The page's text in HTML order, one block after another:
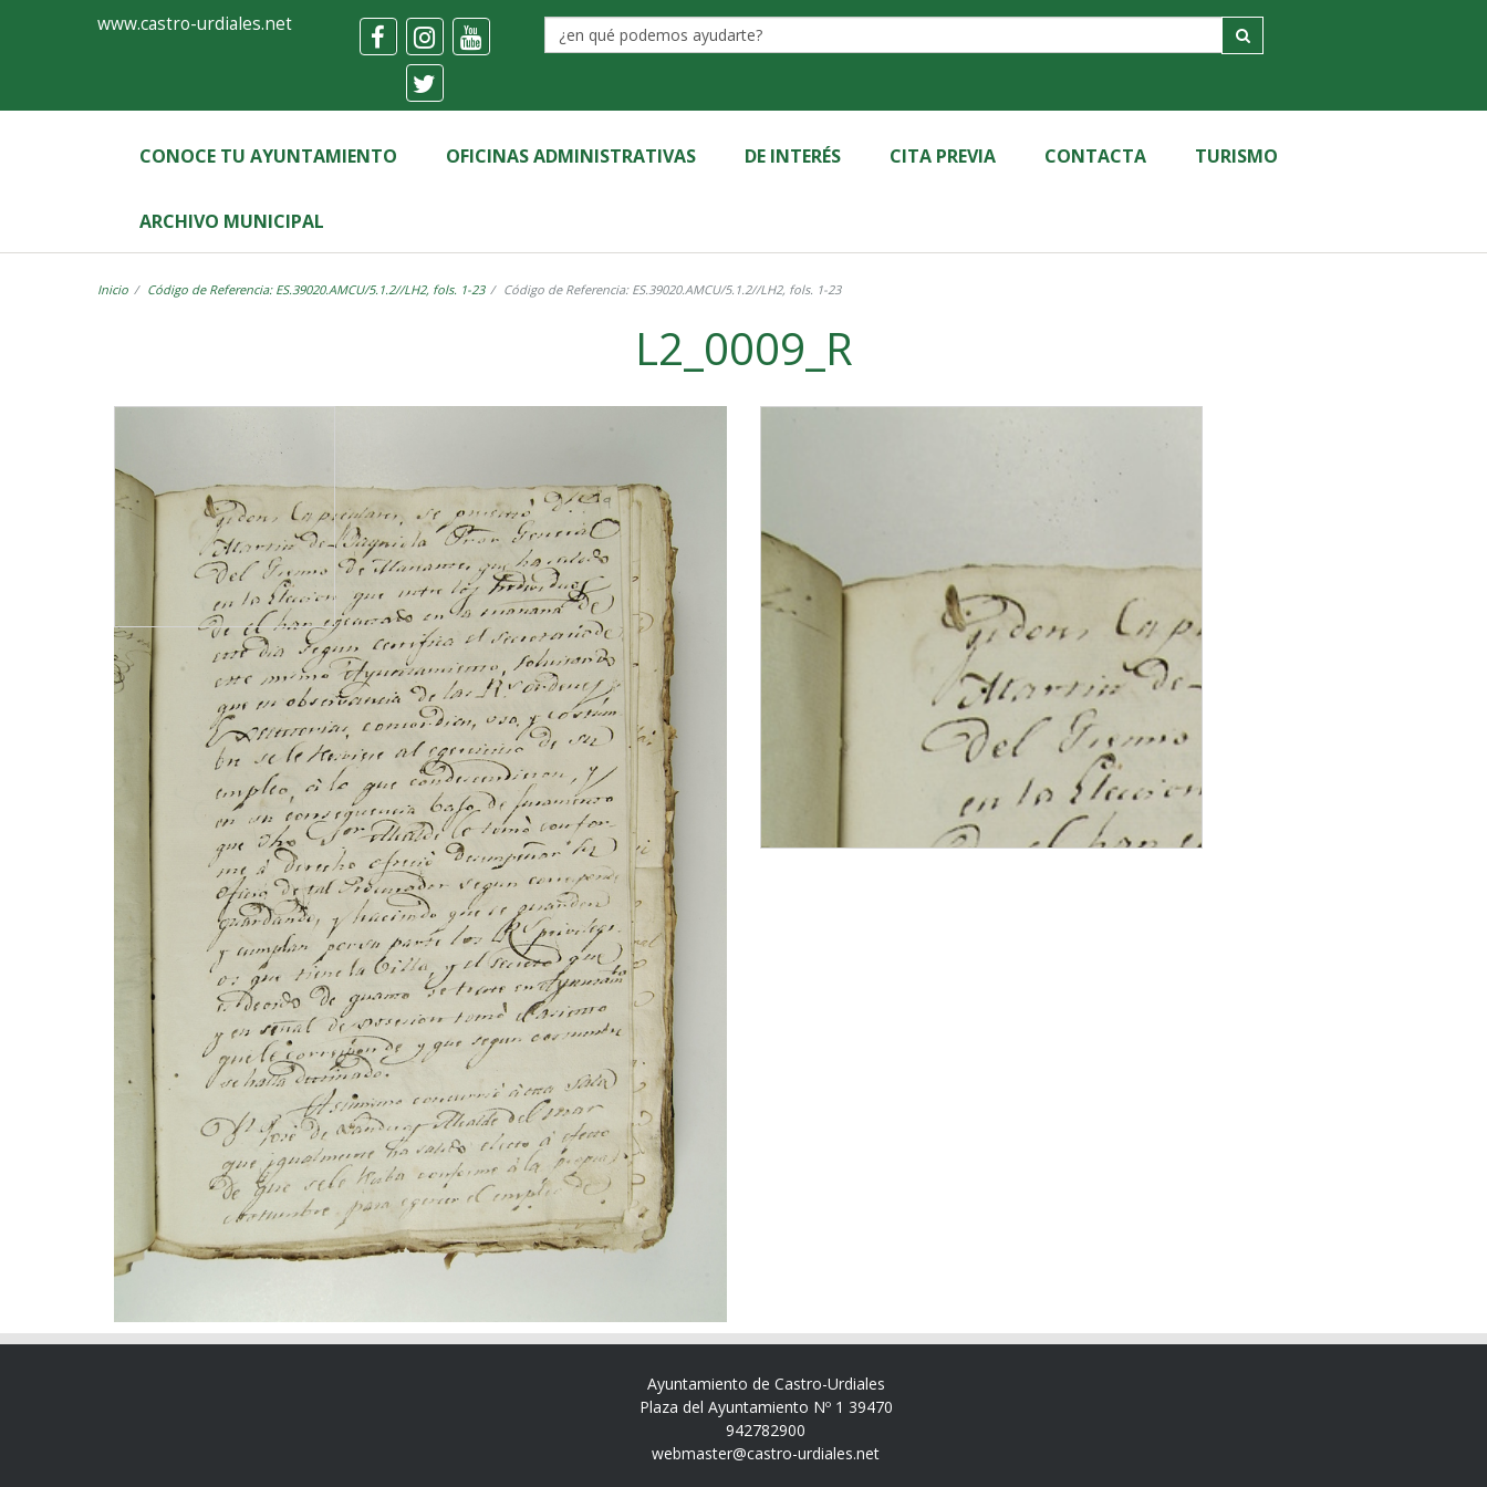
Ayuntamiento
Castro-
Urdiales
www.castro-urdiales.net
CONOCE TU AYUNTAMIENTO OFICINAS ADMINISTRATIVAS DE INTERÉS CITA PREVIA CONTACTA TURISMO
ARCHIVO MUNICIPAL
Inicio Código de Referencia: ES.39020.AMCU/5.1.2//LH2, fols. 1-23 Código de Referencia: ES.39020.AMCU/5.1.2//LH2, fols. 1-23
L2_0009_R
Ayuntamiento de Castro-Urdiales
Plaza del Ayuntamiento Nº 1 39470
942782900
webmaster@castro-urdiales.net